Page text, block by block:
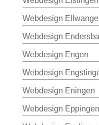
Webdesign
Webdesign
Webdesign Engen
Webdesign
Webdesign Eningen
Webdesign Eppingen